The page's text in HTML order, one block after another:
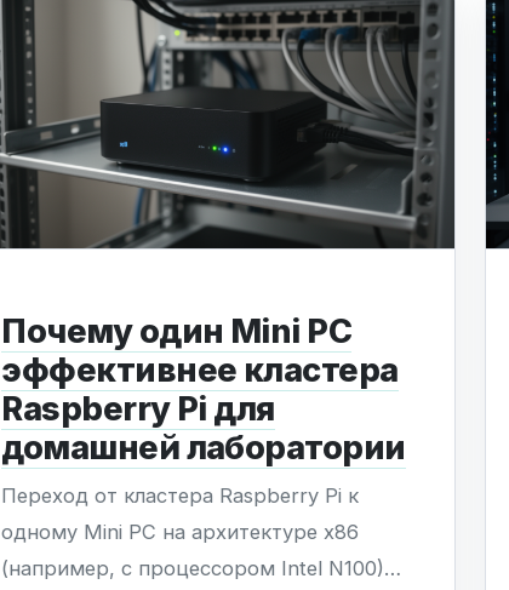
движка внутри ядра....
Почему один Mini PC
эффективнее кластера
Raspberry Pi для
домашней лаборатории
Переход от кластера Raspberry Pi к
одному Mini PC на архитектуре x86
(например, с процессором Intel N100)